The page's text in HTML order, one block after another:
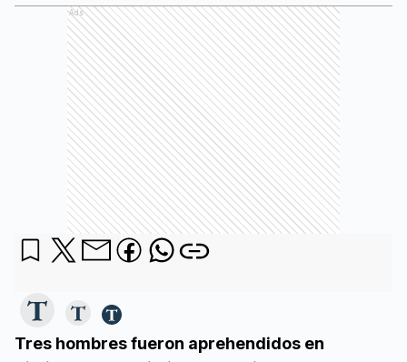
Ads
Tres hombres fueron aprehendidos en